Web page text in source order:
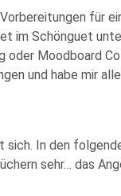
für
im Schönguet
oder Moodboard
und habe mir
In den
sehr… das